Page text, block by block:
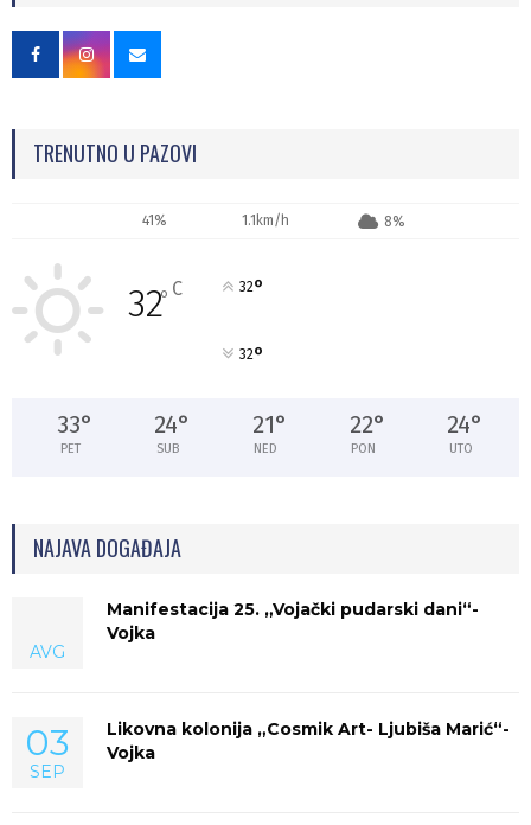
TRENUTNO U PAZOVI
41% 1.1km/h 8%
32° C 32°
32°
33°
PET
24°
SUB
21°
NED
22°
PON
24°
UTO
NAJAVA DOGAĐAJA
AVG
Manifestacija 25. „Vojački pudarski dani“-
Vojka
03
SEP
Likovna kolonija „Cosmik Art- Ljubiša Marić“-
Vojka